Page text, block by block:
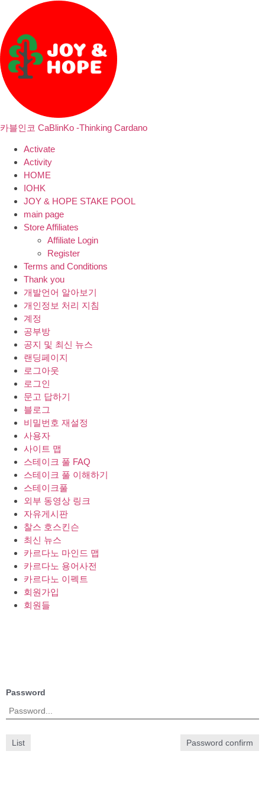
카블인코 CaBlinKo -Thinking Cardano
Activate
Activity
HOME
IOHK
JOY & HOPE STAKE POOL
main page
Store Affiliates
Affiliate Login
Register
Terms and Conditions
Thank you
개발언어 알아보기
개인정보 처리 지침
계정
공부방
공지 및 최신 뉴스
랜딩페이지
로그아웃
로그인
문고 답하기
블로그
비밀번호 재설정
사용자
사이트 맵
스테이크 풀 FAQ
스테이크 풀 이해하기
스테이크풀
외부 동영상 링크
자유게시판
찰스 호스킨슨
최신 뉴스
카르다노 마인드 맵
카르다노 용어사전
카르다노 이펙트
회원가입
회원들
Password
List Password confirm